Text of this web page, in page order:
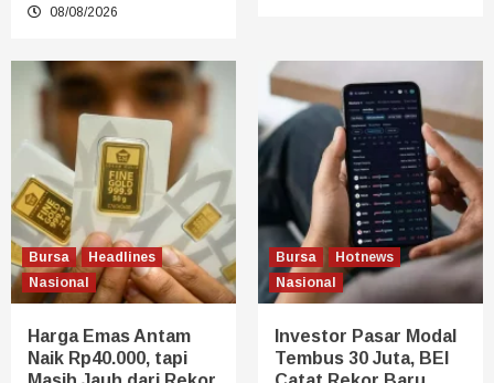
08/08/2026
Bursa
Headlines
Nasional
Harga Emas Antam
Naik Rp40.000, tapi
Bursa
Hotnews
Nasional
Investor Pasar Modal
Tembus 30 Juta, BEI